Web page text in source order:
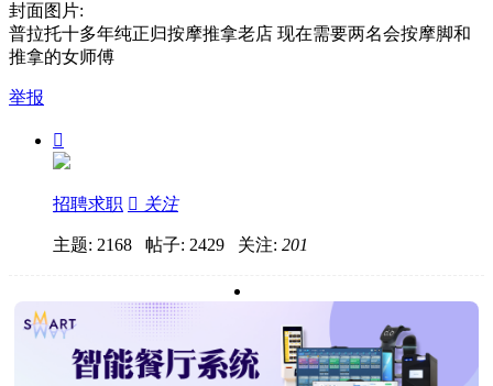
封面图片:
普拉托十多年纯正归按摩推拿老店 现在需要两名会按摩脚和
推拿的女师傅
举报

招聘求职  关注
主题: 2168 帖子: 2429 关注: 201